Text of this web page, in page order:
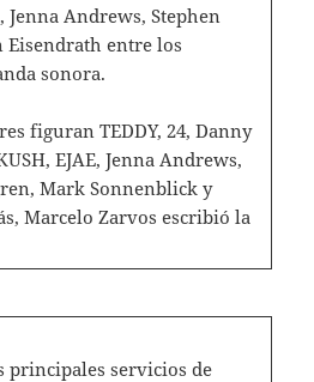
Jenna Andrews, Stephen
entre los
sonora.
figuran TEDDY, 24, Danny
EJAE, Jenna Andrews,
Mark Sonnenblick y
Marcelo Zarvos escribió la
principales servicios de